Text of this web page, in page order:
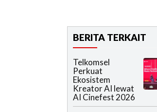
BERITA TERKAIT
Telkomsel
Perkuat
Ekosistem
Kreator AI lewat
AI Cinefest 2026